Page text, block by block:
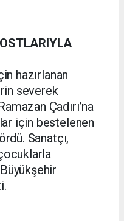
hazırlanan
severek
Çadırı’na
için bestelenen
Sanatçı,